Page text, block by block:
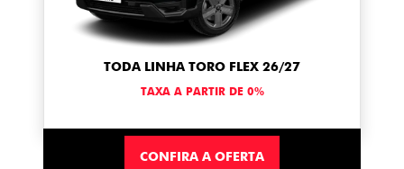
TODA LINHA TORO FLEX 26/27
TAXA A PARTIR DE 0%
CONFIRA A OFERTA